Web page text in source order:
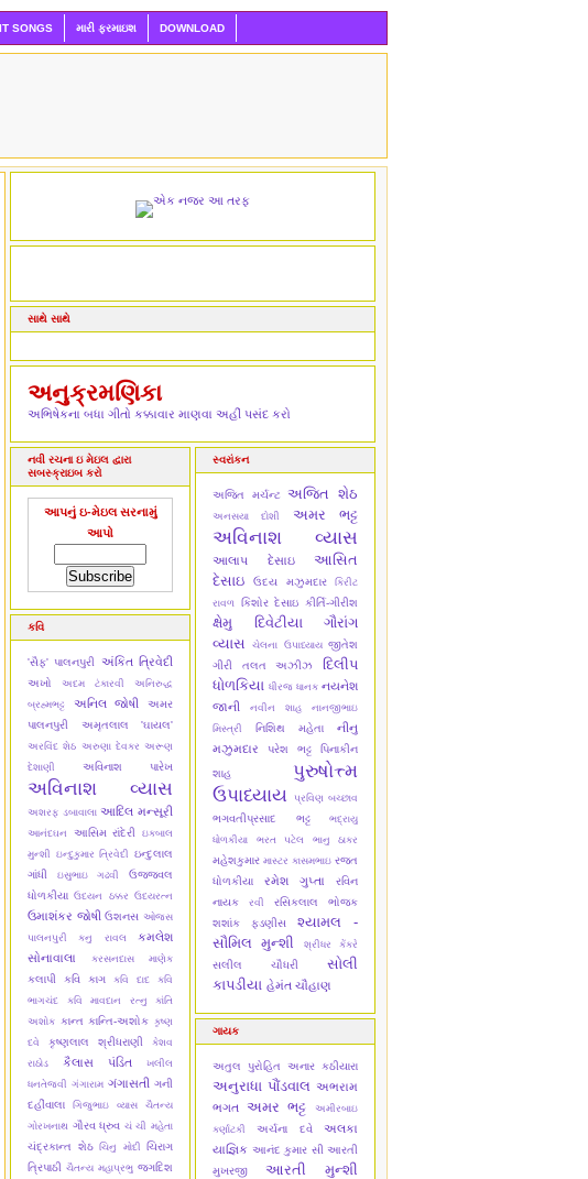
SONGS મારી ફરમાઇશ DOWNLOAD
સાથે સાથે
અનુક્રમણિકા
અભિષેકના બધા ગીતો કક્કાવાર માણવા અહીં પસંદ કરો
નવી રચના ઇ મેઇલ દ્વારા
સબસ્ક્રાઇબ કરો
આપનું ઇ-મેઇલ સરનામું
આપો
કવિ
'સૈફ' પાલનપુરી અંકિત ત્રિવેદી
અખો અદમ ટંકારવી
અનિરુદ્ધ
બ્રહ્મભટ્ટ
અનિલ જોષી
અમર
પાલનપુરી
અમૃતલાલ 'ઘાયલ'
અરવિંદ શેઠ અરુણા દેવકર અરૂણ
દેશાણી
અવિનાશ પારેખ
અવિનાશ વ્યાસ
અશરફ ડબાવાલા આદિલ મન્સૂરી
આનંદઘન આસિમ રાંદેરી
ઇકબાલ
મુન્શી ઇન્દુકુમાર ત્રિવેદી
ઇન્દુલાલ
ગાંધી
ઇસુભાઇ ગઢવી
ઉજ્જવલ
ધોળકીયા ઉદયન ઠક્કર ઉદયરત્ન
ઉમાશંકર જોષી ઉશનસ ઓજસ
પાલનપુરી
કનુ રાવલ
કમલેશ
સોનાવાલા
કરસનદાસ માણેક
કલાપી કવિ કાગ કવિ દાદ
કવિ
ભાગચંદ
કવિ માવદાન રત્નુ
કાંતિ
અશોક કાન્ત કાન્તિ-અશોક કૃષ્ણ
દવે
કૃષ્ણલાલ શ્રીધરાણી
કેશવ
રાઠોડ
કૈલાસ પંડિત
ખલીલ
ધનતેજવી ગંગારામ ગંગાસતી ગની
દહીંવાલા
ગિજુભાઇ વ્યાસ ચૈતન્ય
ગોરખનાથ ગૌરવ ધ્રુવ ચં ચી મહેતા
ચંદ્રકાન્ત શેઠ ચિનુ મોદી ચિરાગ
ત્રિપાઠી ચૈતન્ય મહાપ્રભુ જગદિશ
સ્વરાંકન
અજિત મર્ચન્ટ અજિત શેઠ
અનસયા દોશી અમર ભટ્ટ
અવિનાશ વ્યાસ
આલાપ દેસાઇ
આસિત
દેસાઇ
ઉદય મઝુમદાર
કિરીટ
રાવળ કિશોર દેસાઇ કીર્તિ-ગીરીશ
ક્ષેમુ દિવેટીયા
ગૌરાંગ
વ્યાસ
ચેલના ઉપાધ્યાય જીતેશ
ગીરી
તલત અઝીઝ
દિલીપ
ધોળકિયા ધીરજ ધાનક નયનેશ
જાની
નવીન શાહ
નાનજીભાઇ
મિસ્ત્રી
નિશિથ મહેતા
નીનુ
મઝુમદાર
પરેશ ભટ્ટ
પિનાકીન
શાહ
પુરુષોત્ત્મ
ઉપાધ્યાય
પ્રવિણ બચ્છાવ
ભગવતીપ્રસાદ ભટ્ટ
ભદ્રાયુ
ધોળકીયા
ભરત પટેલ ભાનુ ઠાકર
મહેશકુમાર માસ્ટર કાસમભાઇ રજત
ધોળકીયા
રમેશ ગુપ્તા
રવિન
નાયક
રવી
રસિકલાલ ભોજક
શશાંક ફડણીસ
શ્યામલ -
સૌમિલ મુન્શી
શ્રીધર કેંકરે
સલીલ ચૌધરી
સોલી
કાપડીયા હેમંત ચૌહાણ
ગાયક
અતુલ પુરોહિત અનાર કઠીયારા
અનુરાધા પૌંડવાલ અભરામ
ભગત
અમર ભટ્ટ
અમીરબાઇ
કર્ણાટકી
અર્ચના દવે
અલકા
યાજ્ઞિક આનંદ કુમાર સી આરતી
મુખરજી
આરતી મુન્શી